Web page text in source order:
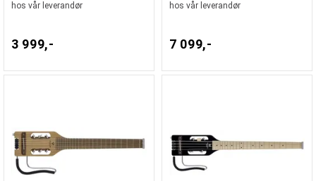
hos vår leverandør
3 999,-
hos vår leverandør
7 099,-